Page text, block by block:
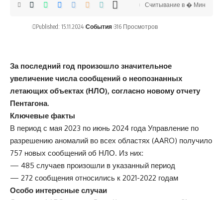
Published: 15.11.2024 События 316 Просмотров
Считывание в � Мин
За последний год произошло значительное
увеличение числа сообщений о неопознанных
летающих объектах (НЛО), согласно новому отчету
Пентагона.
Ключевые факты
В период с мая 2023 по июнь 2024 года Управление по
разрешению аномалий во всех областях (AARO) получило
757 новых сообщений об НЛО. Из них:
— 485 случаев произошли в указанный период
— 272 сообщения относились к 2021-2022 годам
Особо интересные случаи